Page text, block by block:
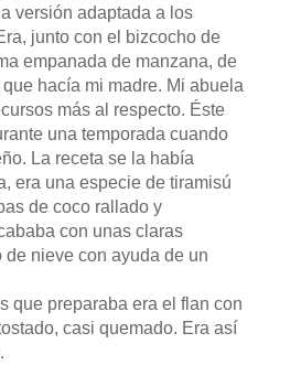
versión adaptada a los
junto con el bizcocho de
empanada de manzana, de
hacía mi madre. Mi abuela
más al respecto. Éste
una temporada cuando
La receta se la había
era una especie de tiramisú
de coco rallado y
con unas claras
de nieve con ayuda de un
que preparaba era el flan con
casi quemado. Era así